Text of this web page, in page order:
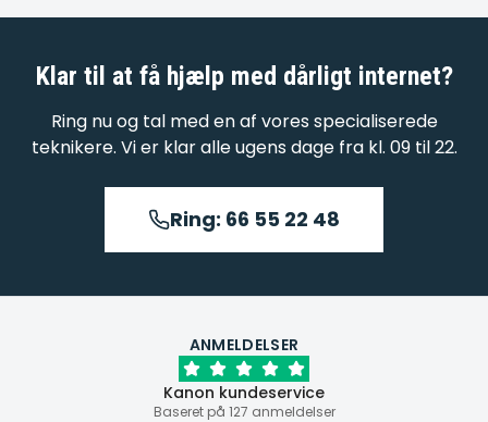
Klar til at få hjælp med dårligt internet?
Ring nu og tal med en af vores specialiserede
teknikere. Vi er klar alle ugens dage fra kl. 09 til 22.
Ring: 66 55 22 48
ANMELDELSER
Kanon kundeservice
Baseret på 127 anmeldelser